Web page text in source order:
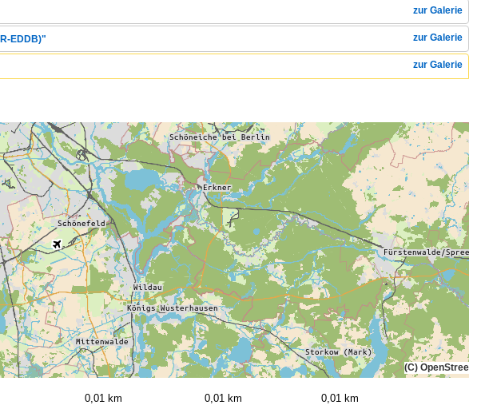
zur Galerie
zur Galerie
EDDB)"
zur Galerie
(C)
0,01 km 0,01 km 0,01 km